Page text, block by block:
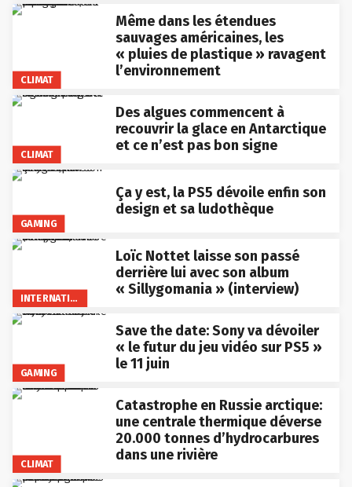
CLIMAT
Même dans les étendues
sauvages américaines, les
« pluies de plastique » ravagent
l’environnement
CLIMAT
Des algues commencent à
recouvrir la glace en Antarctique
et ce n’est pas bon signe
GAMING
Ça y est, la PS5 dévoile enfin son
design et sa ludothèque
INTERNATIONAL
Loïc Nottet laisse son passé
derrière lui avec son album
« Sillygomania » (interview)
GAMING
Save the date: Sony va dévoiler
« le futur du jeu vidéo sur PS5 »
le 11 juin
CLIMAT
Catastrophe en Russie arctique:
une centrale thermique déverse
20.000 tonnes d’hydrocarbures
dans une rivière